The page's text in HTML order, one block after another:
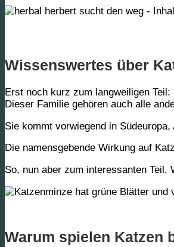
Wissenswertes über
Erst noch kurz zum langweiligen
Dieser Familie gehören auch alle
Sie kommt vorwiegend in
Die namensgebende Wirkung auf
So, nun aber zum interessanten
Warum spielen Katzen